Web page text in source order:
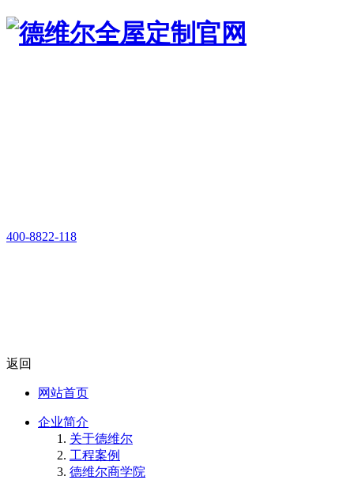
400-8822-118
返回
网站首页
企业简介
关于德维尔
工程案例
德维尔商学院